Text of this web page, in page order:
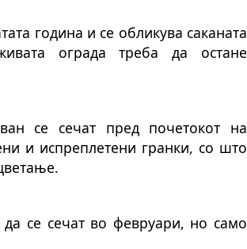
година и се обликува саканата
ограда треба да остане
се сечат пред почетокот на
и испреплетени гранки, со што
се сечат во февруари, но само